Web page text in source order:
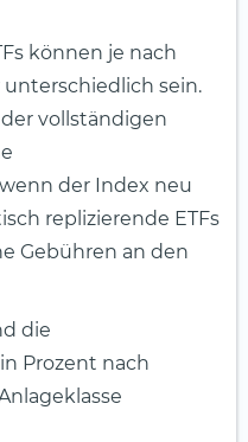
können je nach
unterschiedlich sein.
vollständigen
der Index neu
replizierende ETFs
Gebühren an den
die
Prozent nach